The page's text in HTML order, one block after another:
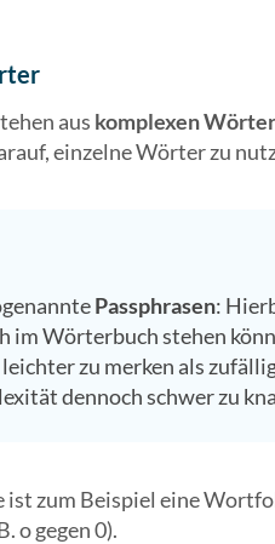
aus komplexen
einzelne Wörter zu
Passphrasen:
im Wörterbuch stehen
leichter zu merken als
dennoch schwer zu
ist zum Beispiel eine
o gegen 0).